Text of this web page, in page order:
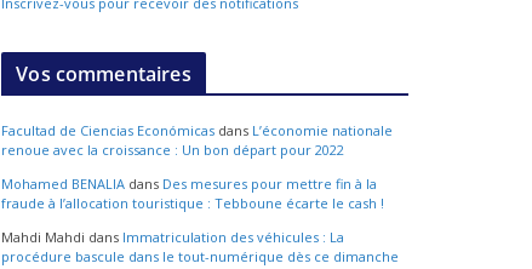
Vos commentaires
Facultad de Ciencias Económicas dans L’économie nationale
renoue avec la croissance : Un bon départ pour 2022
Mohamed BENALIA dans Des mesures pour mettre fin à la
fraude à l’allocation touristique : Tebboune écarte le cash !
Mahdi Mahdi dans Immatriculation des véhicules : La
procédure bascule dans le tout-numérique dès ce dimanche